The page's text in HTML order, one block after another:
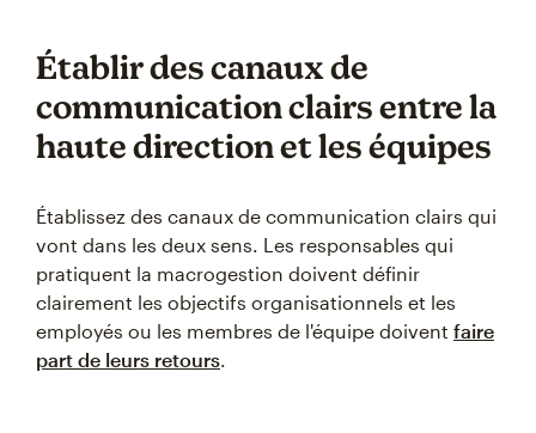
Établir des canaux de
communication clairs entre la
haute direction et les équipes
Établissez des canaux de communication clairs qui
vont dans les deux sens. Les responsables qui
pratiquent la macrogestion doivent définir
clairement les objectifs organisationnels et les
employés ou les membres de l'équipe doivent faire
part de leurs retours.